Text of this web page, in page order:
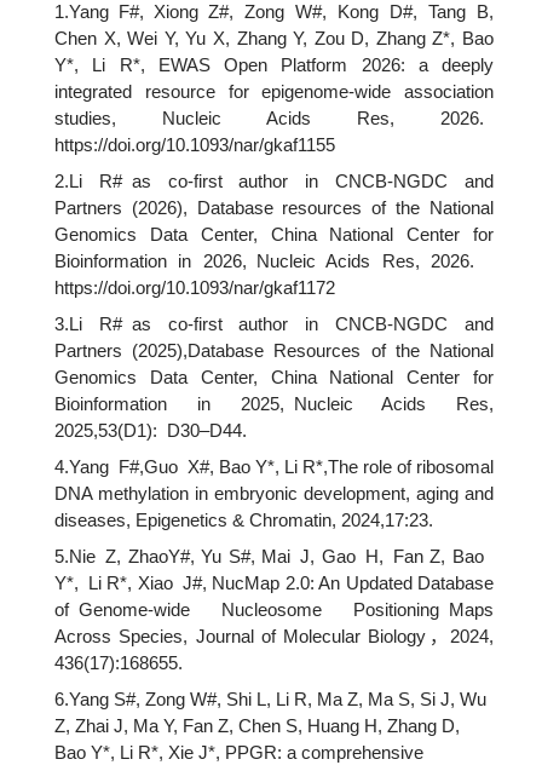
1.Yang F#, Xiong Z#, Zong W#, Kong D#, Tang B,
Chen X, Wei Y, Yu X, Zhang Y, Zou D, Zhang Z*, Bao
Y*, Li R*, EWAS Open Platform 2026: a deeply
integrated resource for epigenome-wide association
studies, Nucleic Acids Res, 2026.
https://doi.org/10.1093/nar/gkaf1155
2.Li R# as co-first author in CNCB-NGDC and
Partners (2026), Database resources of the National
Genomics Data Center, China National Center for
Bioinformation in 2026, Nucleic Acids Res, 2026.
https://doi.org/10.1093/nar/gkaf1172
3.Li R# as co-first author in CNCB-NGDC and
Partners (2025),Database Resources of the National
Genomics Data Center, China National Center for
Bioinformation in 2025, Nucleic Acids Res,
2025,53(D1): D30–D44.
4.Yang F#,Guo X#, Bao Y*, Li R*,The role of ribosomal
DNA methylation in embryonic development, aging and
diseases, Epigenetics & Chromatin, 2024,17:23.
5.Nie Z, ZhaoY#, Yu S#, Mai J, Gao H, Fan Z, Bao
Y*, Li R*, Xiao J#, NucMap 2.0: An Updated Database
of Genome-wide Nucleosome Positioning Maps
Across Species, Journal of Molecular Biology，2024,
436(17):168655.
6.Yang S#, Zong W#, Shi L, Li R, Ma Z, Ma S, Si J, Wu
Z, Zhai J, Ma Y, Fan Z, Chen S, Huang H, Zhang D,
Bao Y*, Li R*, Xie J*, PPGR: a comprehensive